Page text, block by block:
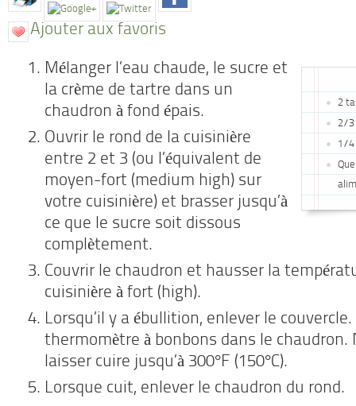
Ajouter aux favoris
2
2/3
1/4
Mélanger l’eau chaude, le sucre et
la crème de tartre dans un
chaudron à fond épais.
Ouvrir le rond de la cuisinière
entre 2 et 3 (ou l’équivalent de
moyen-fort (medium high) sur
votre cuisinière) et brasser jusqu’à
ce que le sucre soit dissous
complètement.
Couvrir le chaudron et hausser la
cuisinière à fort (high).
Lorsqu’il y a ébullition, enlever le
thermomètre à bonbons dans le chaudron.
laisser cuire jusqu’à 300°F (150°C).
Lorsque cuit, enlever le chaudron du rond.